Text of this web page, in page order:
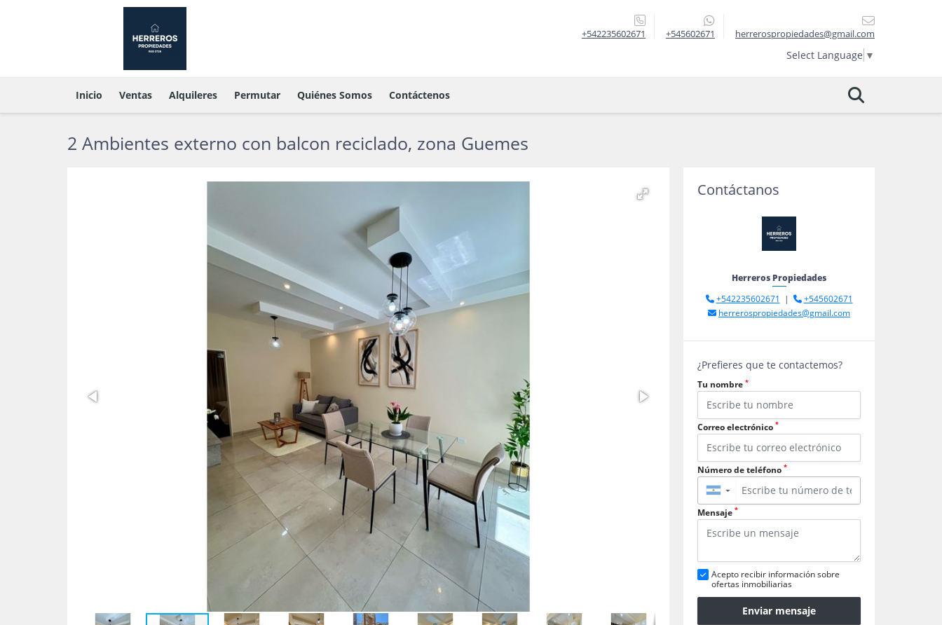
+542235602671 +545602671 herrerospropiedades@gmail.com
Select Language ▼
Inicio Ventas Alquileres Permutar Quiénes Somos Contáctenos
2 Ambientes externo con balcon reciclado, zona Guemes
Contáctanos
Herreros Propiedades
+542235602671 |
+545602671
herrerospropiedades@gmail.com
¿Prefieres que te contactemos?
Tu nombre *
Correo electrónico *
Número de teléfono *
▼
Mensaje *
Acepto recibir información sobre
ofertas inmobiliarias
Enviar mensaje